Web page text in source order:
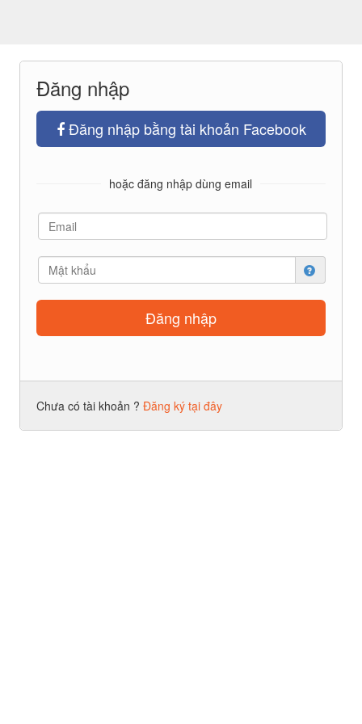
Đăng nhập
Đăng nhập bằng tài khoản Facebook
hoặc đăng nhập dùng email
Chưa có tài khoản ? Đăng ký tại đây